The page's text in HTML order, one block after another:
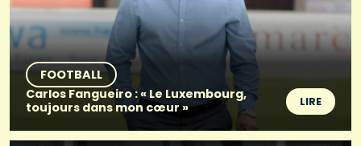
FOOTBALL
Carlos Fangueiro : « Le Luxembourg,
toujours dans mon cœur »
LIRE